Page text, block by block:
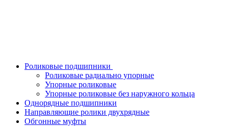
Роликовые подшипники
Роликовые радиально упорные
Упорные роликовые
Упорные роликовые без наружного кольца
Однорядные подшипники
Направляющие ролики двухрядные
Обгонные муфты